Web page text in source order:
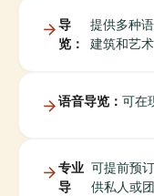
导
览：
提供多种
建筑和艺术
语音导览： 可在
专业
导
可提前预
供私人或